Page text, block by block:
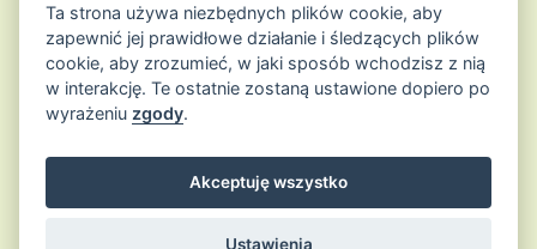
© 2026Sklep Ziołowa Wyspais proudly powered by
Entries (RSS) and Comments (RSS)
Ta strona używa niezbędnych plików cookie, aby
zapewnić jej prawidłowe działanie i śledzących plików
cookie, aby zrozumieć, w jaki sposób wchodzisz z nią
w interakcję. Te ostatnie zostaną ustawione dopiero po
wyrażeniu zgody.
Akceptuję wszystko
Ustawienia